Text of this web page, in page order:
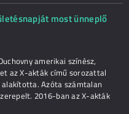
most ünneplő
amerikai színész,
az X-akták című sorozattal
Azóta számtalan
2016-ban az X-akták